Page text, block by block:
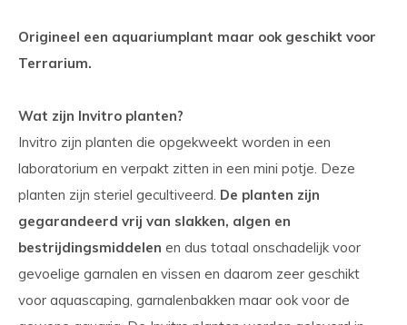
Origineel een aquariumplant maar ook geschikt voor
Terrarium.
Wat zijn Invitro planten?
Invitro zijn planten die opgekweekt worden in een
laboratorium en verpakt zitten in een mini potje. Deze
planten zijn steriel gecultiveerd. De planten zijn
gegarandeerd vrij van slakken, algen en
bestrijdingsmiddelen en dus totaal onschadelijk voor
gevoelige garnalen en vissen en daarom zeer geschikt
voor aquascaping, garnalenbakken maar ook voor de